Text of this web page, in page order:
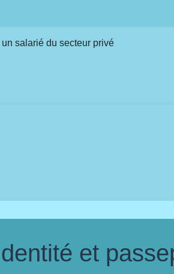
salarié du secteur privé
et